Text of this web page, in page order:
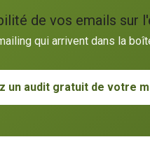
de vos emails sur
qui arrivent dans la
un audit gratuit de votre